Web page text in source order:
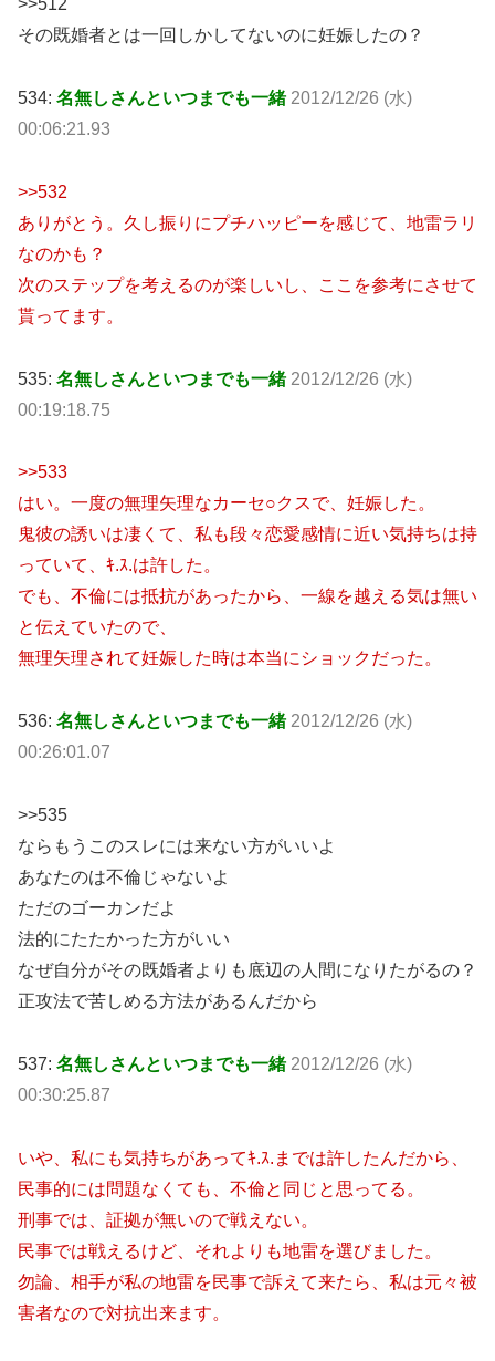
>>512
その既婚者とは一回しかしてないのに妊娠したの？
534: 名無しさんといつまでも一緒 2012/12/26 (水)
00:06:21.93
>>532
ありがとう。久し振りにプチハッピーを感じて、地雷ラリ
なのかも？
次のステップを考えるのが楽しいし、ここを参考にさせて
貰ってます。
535: 名無しさんといつまでも一緒 2012/12/26 (水)
00:19:18.75
>>533
はい。一度の無理矢理なカーセ○クスで、妊娠した。
鬼彼の誘いは凄くて、私も段々恋愛感情に近い気持ちは持
っていて、ｷ.ｽ.は許した。
でも、不倫には抵抗があったから、一線を越える気は無い
と伝えていたので、
無理矢理されて妊娠した時は本当にショックだった。
536: 名無しさんといつまでも一緒 2012/12/26 (水)
00:26:01.07
>>535
ならもうこのスレには来ない方がいいよ
あなたのは不倫じゃないよ
ただのゴーカンだよ
法的にたたかった方がいい
なぜ自分がその既婚者よりも底辺の人間になりたがるの？
正攻法で苦しめる方法があるんだから
537: 名無しさんといつまでも一緒 2012/12/26 (水)
00:30:25.87
いや、私にも気持ちがあってｷ.ｽ.までは許したんだから、
民事的には問題なくても、不倫と同じと思ってる。
刑事では、証拠が無いので戦えない。
民事では戦えるけど、それよりも地雷を選びました。
勿論、相手が私の地雷を民事で訴えて来たら、私は元々被
害者なので対抗出来ます。